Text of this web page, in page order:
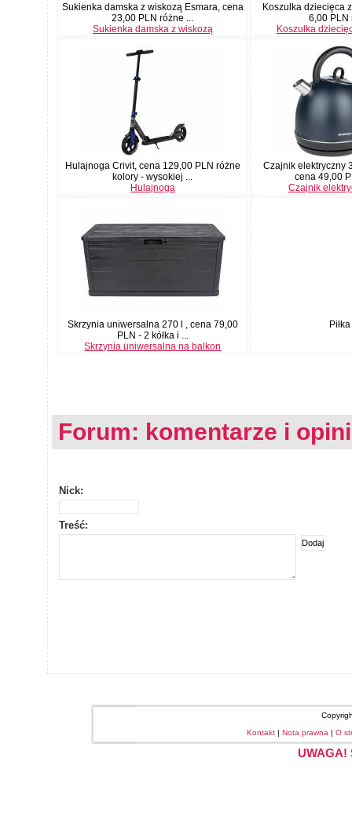
Sukienka damska z wiskozą Esmara, cena
23,00 PLN różne ...
Sukienka damska z wiskozą
Koszulka dziecięca
6,00 PLN
Koszulka
Hulajnoga Crivit, cena 129,00 PLN różne
kolory - wysokiej ...
Hulajnoga
Czajnik elektryczny
cena 49,00
Czajnik
Skrzynia uniwersalna 270 l , cena 79,00
PLN - 2 kółka i ...
Skrzynia uniwersalna na balkon
Forum: komentarze i
Nick:
Treść:
Kontakt | Nota prawna | O
UWAGA!